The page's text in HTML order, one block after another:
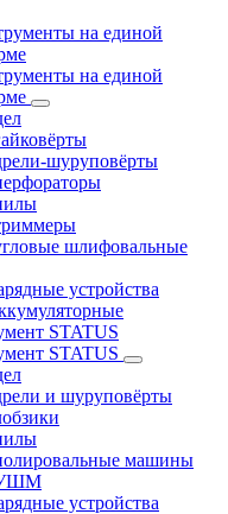
на единой
на единой
шуруповёрты
шлифовальные
устройства
STATUS
STATUS
и шуруповёрты
машины
УШМ
устройства